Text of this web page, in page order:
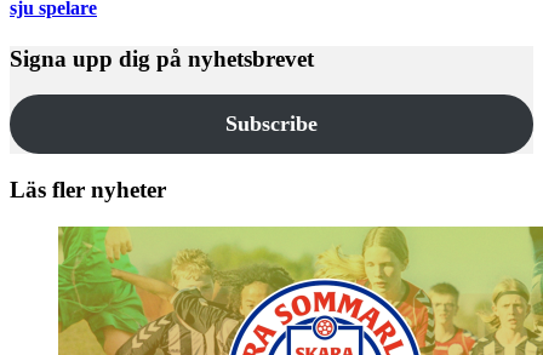
sju spelare
Signa upp dig på nyhetsbrevet
Subscribe
Läs fler nyheter